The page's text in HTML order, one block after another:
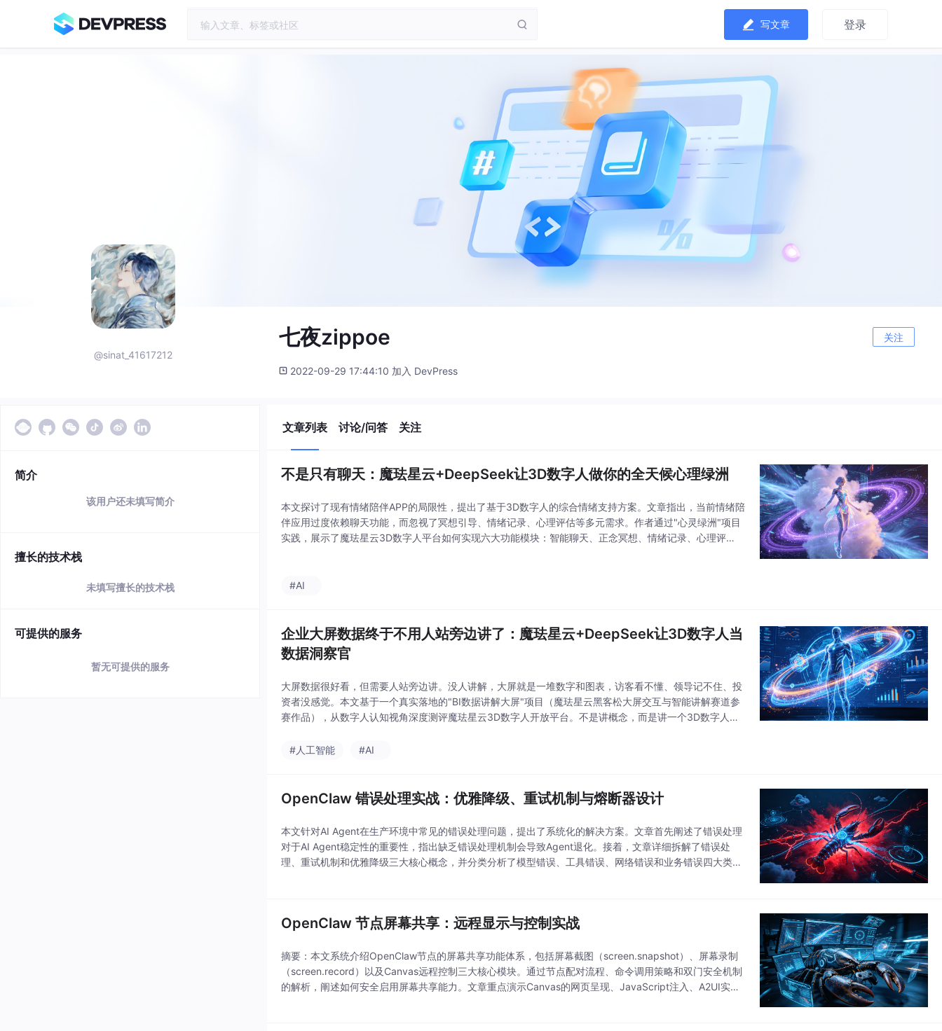
写文章 登录
@sinat_41617212
七夜zippoe 关注
2022-09-29 17:44:10 加入 DevPress
简介
该用户还未填写简介
擅长的技术栈
未填写擅长的技术栈
可提供的服务
暂无可提供的服务
文章列表 讨论/问答 关注
不是只有聊天：魔珐星云+DeepSeek让3D数字人做你的全天候心理绿洲
本文探讨了现有情绪陪伴APP的局限性，提出了基于3D数字人的综合情绪支持方案。文章指出，当前情绪陪
伴应用过度依赖聊天功能，而忽视了冥想引导、情绪记录、心理评估等多元需求。作者通过"心灵绿洲"项目
实践，展示了魔珐星云3D数字人平台如何实现六大功能模块：智能聊天、正念冥想、情绪记录、心理评
#AI
企业大屏数据终于不用人站旁边讲了：魔珐星云+DeepSeek让3D数字人当
数据洞察官
大屏数据很好看，但需要人站旁边讲。没人讲解，大屏就是一堆数字和图表，访客看不懂、领导记不住、投
资者没感觉。本文基于一个真实落地的"BI数据讲解大屏"项目（魔珐星云黑客松大屏交互与智能讲解赛道参
赛作品），从数字人认知视角深度测评魔珐星云3D数字人开放平台。不是讲概念，而是讲一个3D数字人如
代"人站旁边讲"的传统
#人工智能 #AI
OpenClaw 错误处理实战：优雅降级、重试机制与熔断器设计
本文针对AI Agent在生产环境中常见的错误处理问题，提出了系统化的解决方案。文章首先阐述了错误处理
对于AI Agent稳定性的重要性，指出缺乏错误处理机制会导致Agent退化。接着，文章详细拆解了错误处
理、重试机制和优雅降级三大核心概念，并分类分析了模型错误、工具错误、网络错误和业务错误四大类错
OpenClaw 节点屏幕共享：远程显示与控制实战
摘要：本文系统介绍OpenClaw节点的屏幕共享功能体系，包括屏幕截图（screen.snapshot）、屏幕录制
（screen.record）以及Canvas远程控制三大核心模块。通过节点配对流程、命令调用策略和双门安全机制
的解析，阐述如何安全启用屏幕共享能力。文章重点演示Canvas的网页呈现、JavaScript注入、A2UI实时